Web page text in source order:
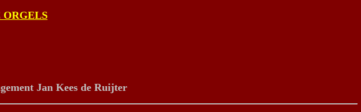
Jan Kees de Ruijter